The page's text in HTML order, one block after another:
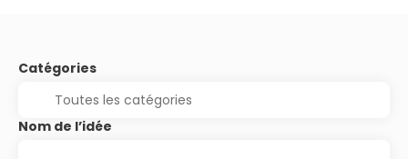
Catégories
Nom de l’idée